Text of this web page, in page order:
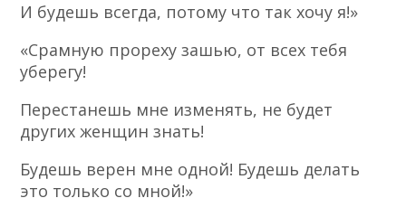
И будешь всегда, потому что так хочу я!»
«Срамную прореху зашью, от всех тебя
уберегу!
Перестанешь мне изменять, не будет
других женщин знать!
Будешь верен мне одной! Будешь делать
это только со мной!»